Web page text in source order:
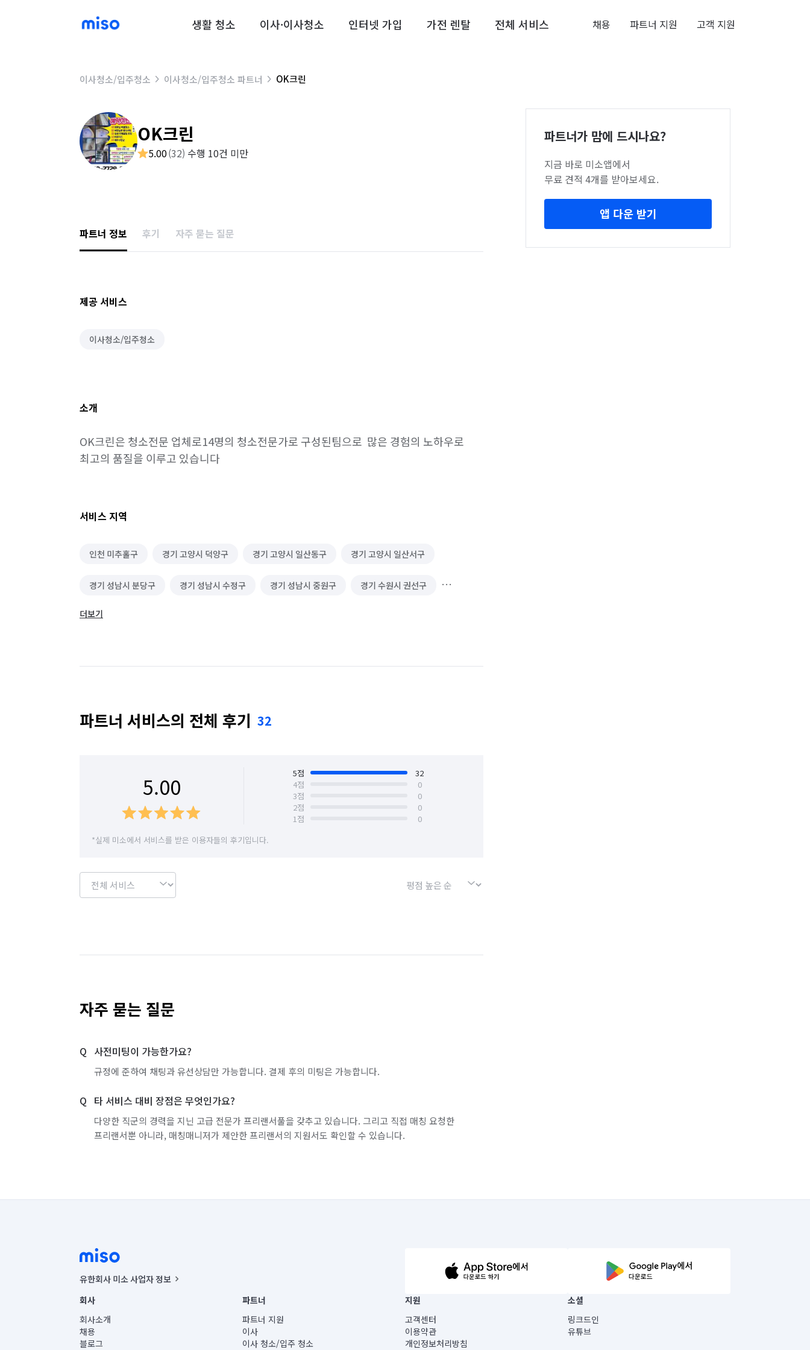
생활 청소 이사·이사청소 인터넷 가입 가전 렌탈 전체 서비스 채용 파트너 지원 고객 지원
이사청소/입주청소 이사청소/입주청소 파트너 OK크린
OK크린
5.00(32) 수행 10건 미만
파트너 정보 후기 자주 묻는 질문
제공 서비스
이사청소/입주청소
소개
OK크린은 청소전문 업체로14명의 청소전문가로 구성된팀으로  많은 경험의 노하우로
최고의 품질을 이루고 있습니다
서비스 지역
인천 미추홀구 경기 고양시 덕양구 경기 고양시 일산동구 경기 고양시 일산서구
경기 성남시 분당구 경기 성남시 수정구 경기 성남시 중원구 경기 수원시 권선구
경기 수원시 영통구
인천 부평구 인천 서구 인천 연수구
더보기
파트너 서비스의 전체 후기 32
5.00 5점
32
4점
0
3점
0
2점
0
1점
0
*실제 미소에서 서비스를 받은 이용자들의 후기입니다.
자주 묻는 질문
사전미팅이 가능한가요?
규정에 준하여 채팅과 유선상담만 가능합니다. 결제 후의 미팅은 가능합니다.
타 서비스 대비 장점은 무엇인가요?
다양한 직군의 경력을 지닌 고급 전문가 프리랜서풀을 갖추고 있습니다. 그리고 직접 매칭 요청한
프리랜서뿐 아니라, 매칭매니저가 제안한 프리랜서의 지원서도 확인할 수 있습니다.
파트너가 맘에 드시나요?
지금 바로 미소앱에서
무료 견적 4개를 받아보세요.
앱 다운 받기
유한회사 미소 사업자 정보
사업자등록번호 : 291-87-00271 | 인허가번호 : 2016-3220163-14-5-00019 |
통신판매신고번호 : 2024-서울종로-1400(공정거래위원회 정보) |
대표이사 : CHING VICTOR COLUMBIA RHEE
주소 | 본사: 서울특별시 종로구 율곡로 6(중학동, 트윈트리빌딩) B동 5층
컨택센터 : 서울특별시 종로구 수송동 율곡로 24, 7층, 8층 미소
회사
회사소개
채용
블로그
파트너
파트너 지원
이사
이사 청소/입주 청소
지원
고객센터
이용약관
개인정보처리방침
소셜
링크드인
유튜브